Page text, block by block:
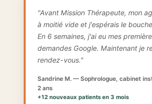
"Avant Mission Thérapeute, mon
à moitié vide et j'espérais le
En 6 semaines, j'ai eu mes
demandes Google. Maintenant je
rendez-vous."
Sandrine M. — Sophrologue, cabinet
2 ans
+12 nouveaux patients en 3 mois